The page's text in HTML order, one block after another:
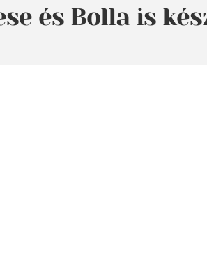
és Bolla is